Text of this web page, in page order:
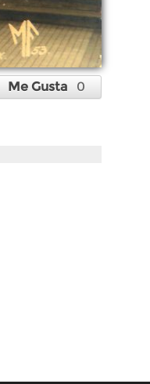
Me Gusta 0